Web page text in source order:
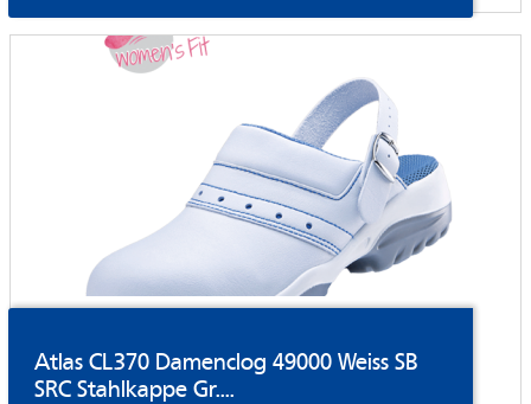
Atlas CL370 Damenclog 49000 Weiss SB
SRC Stahlkappe Gr....